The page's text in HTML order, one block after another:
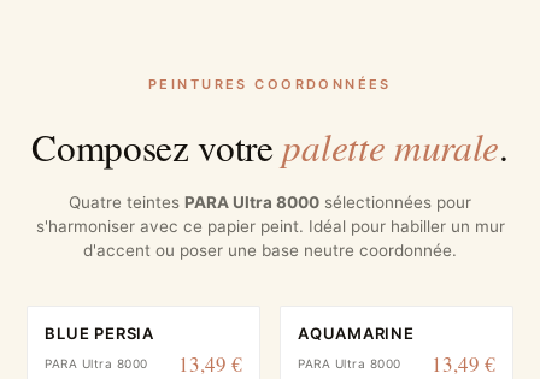
PEINTURES COORDONNÉES
Composez votrepalette murale.
Quatre teintes PARA Ultra 8000 sélectionnées pour
s'harmoniser avec ce papier peint. Idéal pour habiller un mur
d'accent ou poser une base neutre coordonnée.
BLUE PERSIA
PARA Ultra 8000 13,49 €
AQUAMARINE
PARA Ultra 8000 13,49 €